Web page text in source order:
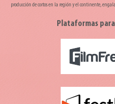
producción de cortos en la región y el continente,
Plataformas